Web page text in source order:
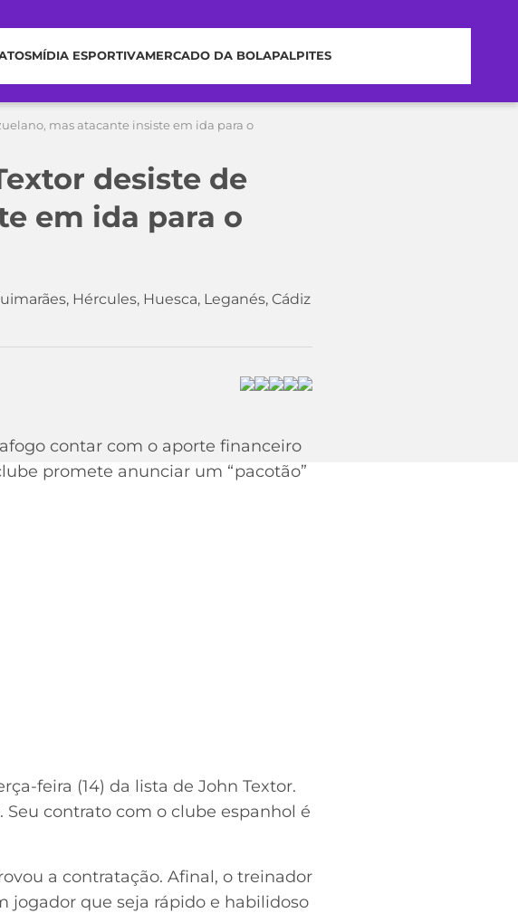
MÍDIA ESPORTIVAMERCADO DA BOLAPALPITES
mas atacante insiste em ida para o
desiste de
em ida para o
Hércules, Huesca, Leganés, Cádiz
contar com o aporte financeiro
promete anunciar um “pacotão”
feira (14) da lista de John Textor.
Seu contrato com o clube espanhol é
a contratação. Afinal, o treinador
jogador que seja rápido e habilidoso